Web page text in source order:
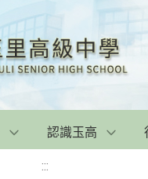
認識玉高
:::